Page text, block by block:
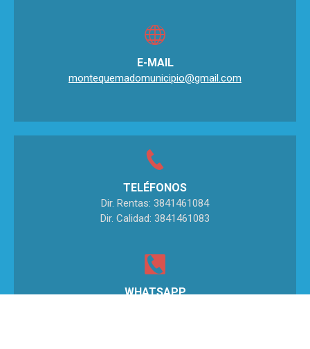
E-MAIL
montequemadomunicipio@gmail.com
TELÉFONOS
Dir. Rentas: 3841461084
Dir. Calidad: 3841461083
WHATSAPP